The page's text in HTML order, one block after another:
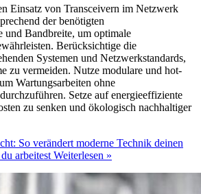
Einsatz von Transceivern im Netzwerk
der benötigten
und Bandbreite, um optimale
Berücksichtige die
Systemen und Netzwerkstandards,
zu vermeiden. Nutze modulare und hot-
Wartungsarbeiten ohne
Setze auf energieeffiziente
zu senken und ökologisch nachhaltiger
So verändert moderne Technik deinen
arbeitest Weiterlesen »